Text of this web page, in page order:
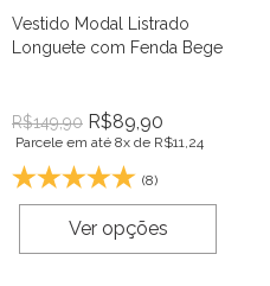
Vestido Modal Listrado
Longuete com Fenda Bege
R$149,90 R$89,90
Parcele em até 8x de R$11,24
(8)
Ver opções